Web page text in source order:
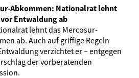
Abkommen: Nationalrat lehnt
Entwaldung ab
lehnt das Mercosur-
ab. Auch auf griffige Regeln
verzichtet er – entgegen
der vorberatenden